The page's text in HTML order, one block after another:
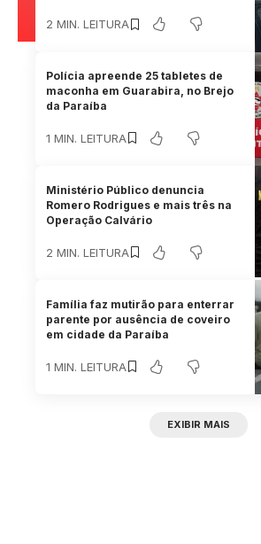
2 MIN. LEITURA
Polícia apreende 25 tabletes de
maconha em Guarabira, no Brejo
da Paraíba
1 MIN. LEITURA
Ministério Público denuncia
Romero Rodrigues e mais três na
Operação Calvário
2 MIN. LEITURA
Família faz mutirão para enterrar
parente por ausência de coveiro
em cidade da Paraíba
1 MIN. LEITURA
EXIBIR MAIS